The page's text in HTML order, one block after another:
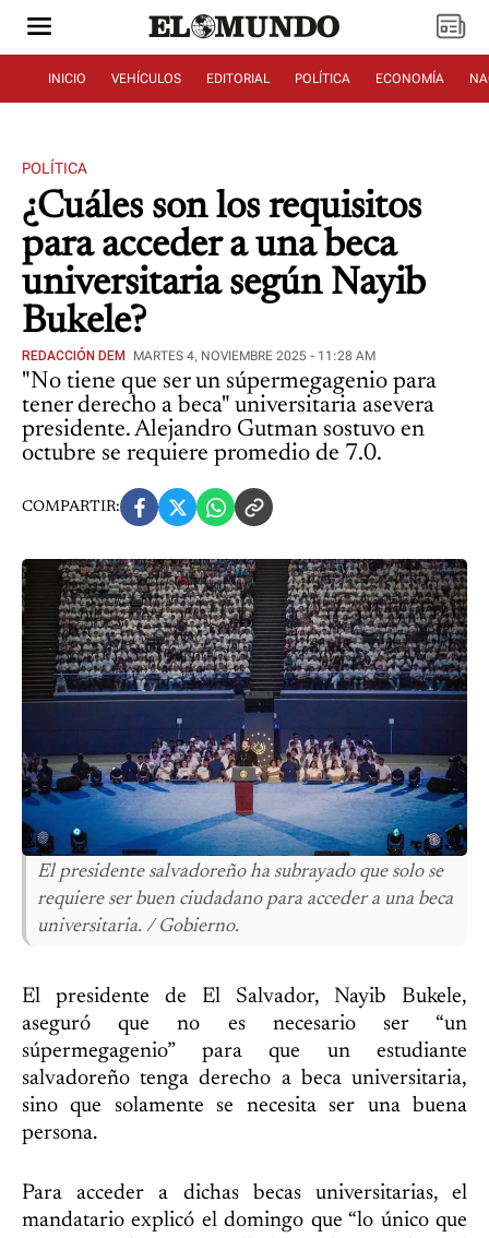
INICIO VEHÍCULOS EDITORIAL POLÍTICA ECONOMÍA
POLÍTICA
¿Cuáles son los requisitos
para acceder a una beca
universitaria según Nayib
Bukele?
REDACCIÓN DEM MARTES 4, NOVIEMBRE 2025 - 11:28 AM
"No tiene que ser un súpermegagenio para
tener derecho a beca" universitaria asevera
presidente. Alejandro Gutman sostuvo en
octubre se requiere promedio de 7.0.
COMPARTIR:
El presidente salvadoreño ha subrayado que solo se
requiere ser buen ciudadano para acceder a una beca
universitaria. / Gobierno.
El presidente de El Salvador, Nayib Bukele,
aseguró que no es necesario ser “un
súpermegagenio” para que un estudiante
salvadoreño tenga derecho a beca universitaria,
sino que solamente se necesita ser una buena
persona.
Para acceder a dichas becas universitarias, el
mandatario explicó el domingo que “lo único que